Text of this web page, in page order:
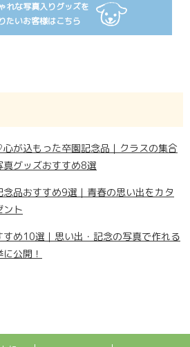
れな写真入りグッズを
たいお客様はこちら
が込もった卒園記念品｜クラスの集合
グッズおすすめ8選
品おすすめ9選｜青春の思い出をカタ
ント
め10選｜思い出・記念の写真で作れる
公開！